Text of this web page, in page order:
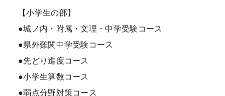
【小学生の部】
●城ノ内・附属・文理・中学受験コース
●県外難関中学受験コース
●先どり進度コース
●小学生算数コース
●弱点分野対策コース